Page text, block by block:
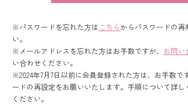
色打掛&紋付袴レンタル
白無垢&紋付袴レンタル
引き振袖レンタル
※パスワードを忘れた方は こちらからパスワードの
い。
※メールアドレスを忘れた方はお手数ですが、 お問い
い合わせください。
※2024年7月7日以前に会員登録された方は、お手数で
ードの再設定をお願いいたします。手順について詳し
ください。